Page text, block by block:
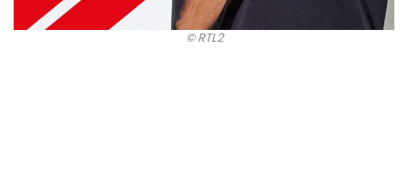
© RTL2